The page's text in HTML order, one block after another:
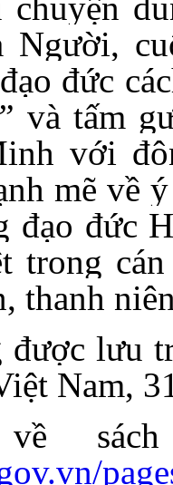
Người, c
đức
và tấm
với
mẽ về
đạo đức
trong
thanh
được lưu
Nam,